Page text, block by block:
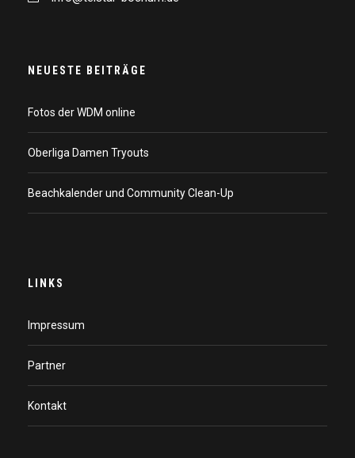
NEUESTE BEITRÄGE
Fotos der WDM online
Oberliga Damen Tryouts
Beachkalender und Community Clean-Up
LINKS
Impressum
Partner
Kontakt